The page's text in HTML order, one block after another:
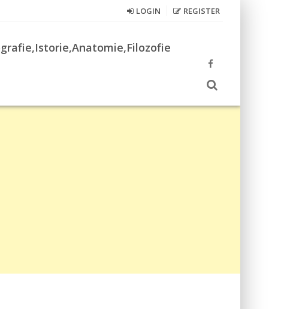
LOGIN REGISTER